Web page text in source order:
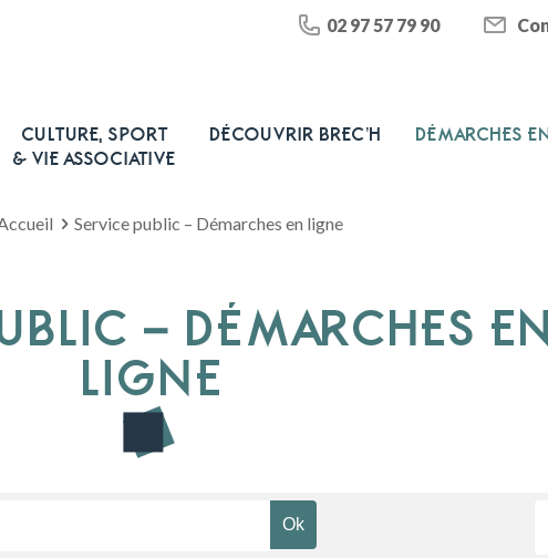
02 97 57 79 90
CULTURE, SPORT
& VIE ASSOCIATIVE
DÉCOUVRIR BREC’H
DÉMARCHES
Service public – Démarches en ligne
– DÉMARCHES EN
LIGNE